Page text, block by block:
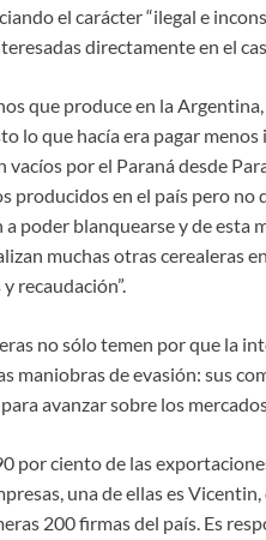
el carácter “ilegal e
directamente en el
que produce en la
lo que hacía era pagar
vacíos por el Paraná desde
producidos en el país pero
poder blanquearse y de esta
muchas otras cerealeras
recaudación”.
no sólo temen por que la
maniobras de evasión: sus
avanzar sobre los
por ciento de las
una de ellas es
200 firmas del país. Es